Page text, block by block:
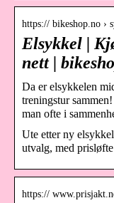
https:// bikeshop.no ›
Elsykkel |
nett |
Da er elsykkelen
treningstur
man ofte i
Ute etter ny
utvalg, med prisløfte
https://